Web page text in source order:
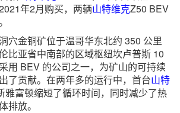
年2月购买，两辆山特维克Z50 BEV
穴金铜矿位于温哥华东北约 350 公里
比亚省中南部的区域枢纽坎卢普斯 10
用 BEV 的公司之一，为矿山的可持续
了贡献。在两年多的运行中，首台山特
雅富顿缩短了循环时间，同时减少了热
排放。